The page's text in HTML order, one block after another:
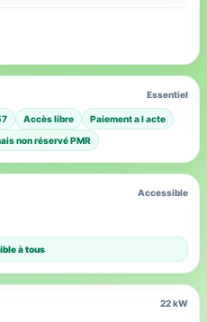
Essentiel
Accès libre
Paiement a l acte
non réservé PMR
22 kW
Accessible
à tous